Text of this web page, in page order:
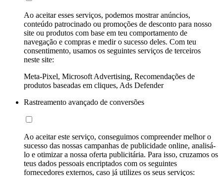
Ao aceitar esses serviços, podemos mostrar anúncios,
conteúdo patrocinado ou promoções de desconto para nosso
site ou produtos com base em teu comportamento de
navegação e compras e medir o sucesso deles. Com teu
consentimento, usamos os seguintes serviços de terceiros
neste site:
Meta-Pixel, Microsoft Advertising, Recomendações de
produtos baseadas em cliques, Ads Defender
Rastreamento avançado de conversões
Ao aceitar este serviço, conseguimos compreender melhor o
sucesso das nossas campanhas de publicidade online, analisá-
lo e otimizar a nossa oferta publicitária. Para isso, cruzamos os
teus dados pessoais encriptados com os seguintes
fornecedores externos, caso já utilizes os seus serviços: